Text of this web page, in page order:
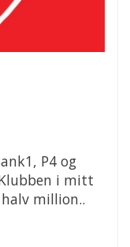
P4 og
i mitt
million..